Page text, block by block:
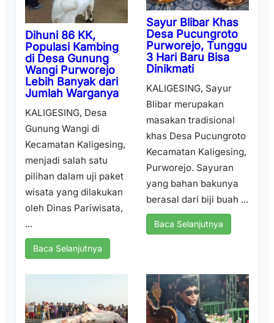
Dihuni 86 KK,
Populasi Kambing
di Desa Gunung
Wangi Purworejo
Lebih Banyak dari
Jumlah Warganya
KALIGESING, Desa
Gunung Wangi di
Kecamatan Kaligesing,
menjadi salah satu
pilihan dalam uji paket
wisata yang dilakukan
oleh Dinas Pariwisata,
...
Baca Selanjutnya
Sayur Blibar Khas
Desa Pucungroto
Purworejo, Tunggu
3 Hari Baru Bisa
Dinikmati
KALIGESING, Sayur
Blibar merupakan
masakan tradisional
khas Desa Pucungroto
Kecamatan Kaligesing,
Purworejo. Sayuran
yang bahan bakunya
berasal dari biji buah ...
Baca Selanjutnya